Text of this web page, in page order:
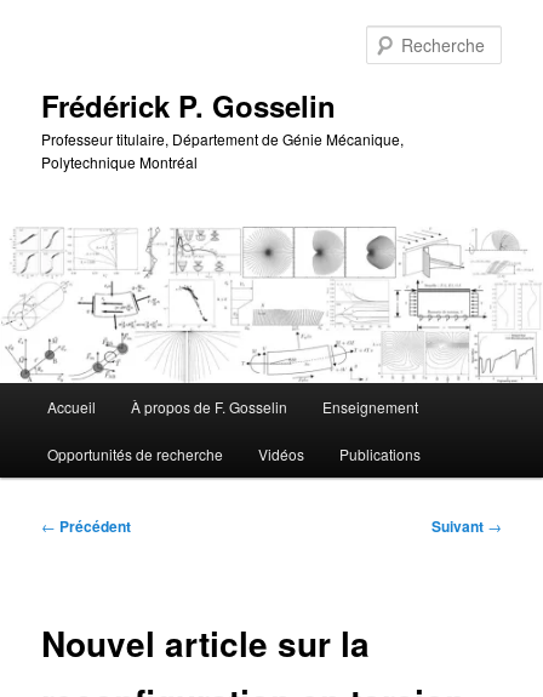
Frédérick P. Gosselin
Professeur titulaire, Département de Génie Mécanique,
Polytechnique Montréal
principal
Accueil À propos de F. Gosselin Enseignement
Opportunités de recherche Vidéos Publications
Navigation
← Précédent Suivant →
Nouvel article sur la